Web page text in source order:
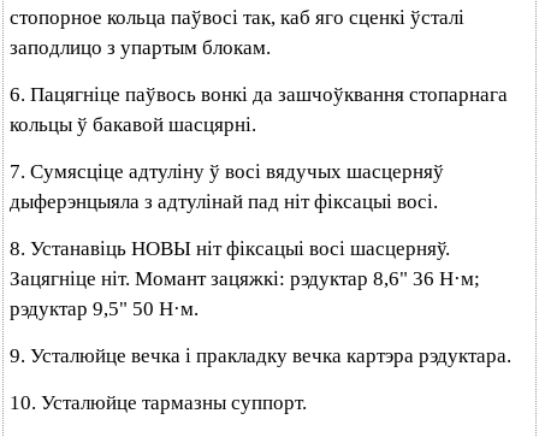
стопорное кольца паўвосі так, каб яго сценкі ўсталі
заподлицо з упартым блокам.
6. Пацягніце паўвось вонкі да зашчоўквання стопарнага
кольцы ў бакавой шасцярні.
7. Сумясціце адтуліну ў восі вядучых шасцерняў
дыферэнцыяла з адтулінай пад ніт фіксацыі восі.
8. Устанавіць НОВЫ ніт фіксацыі восі шасцерняў.
Зацягніце ніт. Момант зацяжкі: рэдуктар 8,6" 36 Н·м;
рэдуктар 9,5" 50 Н·м.
9. Усталюйце вечка і пракладку вечка картэра рэдуктара.
10. Усталюйце тармазны суппорт.